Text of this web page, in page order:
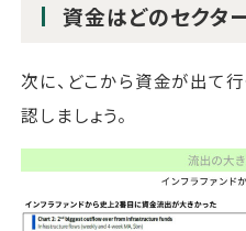
資金はどのセクタ
次に、どこから資金が出て
認しましょう。